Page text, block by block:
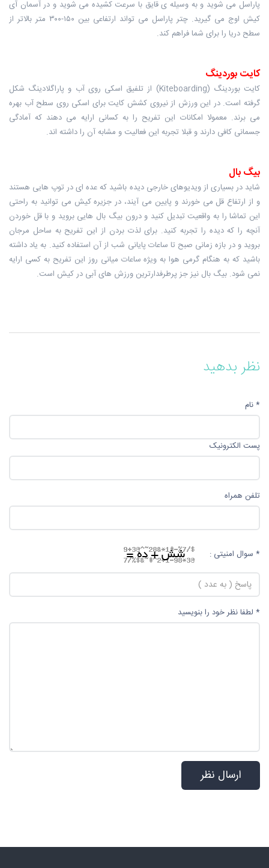
پاراسل می شوید و به وسیله ی قایق با سرعت کشیده می شوید و در آسمان آّی
کیش اوج می گیرید. چتر پاراسل می تواند ارتفاعی بین ۱۵۰-۳۰۰ متر بالاتر از
سطح دریا را برای شما فراهم کند.
کایت بوردینگ
کایت‌ بوردینگ (Kiteboarding) از تلفیق اسکی روی آب و پاراگلادینگ شکل
گرفته است. در این ورزش از نیروی کشش کایت برای اسکی روی سطح آب بهره
می برند. معمولا امکانات این تفریح را به کسانی ارایه می دهند که آمادگی
جسمانی کافی دارند و قبلا تجربه این فعالیت و مشابه آن را داشته اند.
بیگ بال
شاید در بسیاری از ویدیوهای خارجی دیده باشید که عده ای در توپ هایی هستند
و از ارتفاع قل می خورند و پایین می آیند، در جزیره کیش می توانید به راحتی
این تماشا را به واقعیت تبدیل کنید و درون بیگ بال هایی بروید و با قل خوردن
آنچه را که دیده را تجربه کنید. برای لذت بردن از این تفریح به ساحل مرجان
بروید و در بازه زمانی صبح تا ساعات پایانی شب از آن استفاده کنید. به یاد داشته
باشید که به هنگام گرمی هوا به ویژه ساعات میانی روز این تفریح به کسی ارایه
نمی شود. بیگ بال نیز جز پرطرفدارترین ورزش های آبی در کیش است.
نظر بدهید
* نام
پست الکترونیک
تلفن همراه
* سوال امنیتی :
* لطفا نظر خود را بنویسید